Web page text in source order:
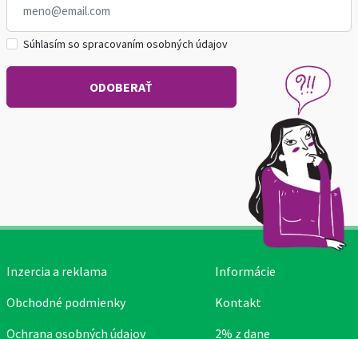
Súhlasím so spracovaním osobných údajov
Inzercia a reklama
Obchodné podmienky
Ochrana osobných údajov
Informácie
Kontakt
2% z dane